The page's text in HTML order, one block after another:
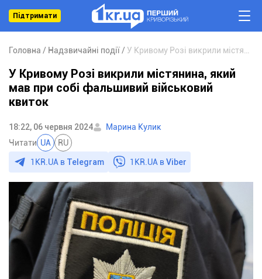
Підтримати
Головна Надзвичайні події
У Кривому Розі викрили містянина, який
мав при собі фальшивий військовий
квиток
18:22, 06 червня 2024
Марина Кулик
Читати UA RU
1KR.UA в Telegram 1KR.UA вViber